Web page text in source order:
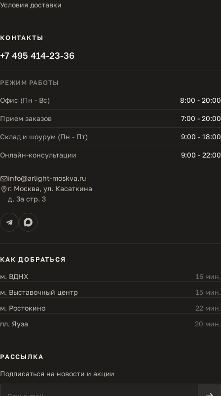
Условия доставки
КОНТАКТЫ
+7 495 414-23-36
РЕЖИМ РАБОТЫ
Офис (Пн - Вс) 8:00 - 20:00
Прием заказов 7:00 - 20:00
Склад и шоурум (Пн - Пт) 9:00 - 18:00
Онлайн-консультации 9:00 - 22:00
info@arlight-moskva.ru
г. Москва, ул. Касаткина
д. 3а стр. 3
КАК ДОБРАТЬСЯ
м. ВДНХ
16 мин.
м. Выставочный центр
15 мин.
м. Ростокино
22 мин.
пл. Яуза
20 мин.
РАССЫЛКА
Подписаться на новости и акции